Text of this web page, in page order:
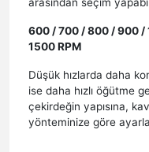
600 / 700 / 800 / 900 /
1500 RPM
Düşük hızlarda daha
ise daha hızlı öğütme
çekirdeğin yapısına,
yönteminize göre